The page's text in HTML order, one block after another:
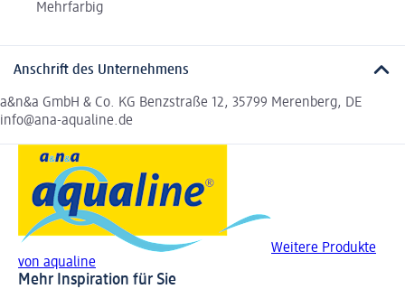
Mehrfarbig
Anschrift des Unternehmens
a&n&a GmbH & Co. KG Benzstraße 12, 35799 Merenberg, DE
info@ana-aqualine.de
Weitere Produkte
von aqualine
Mehr Inspiration für Sie